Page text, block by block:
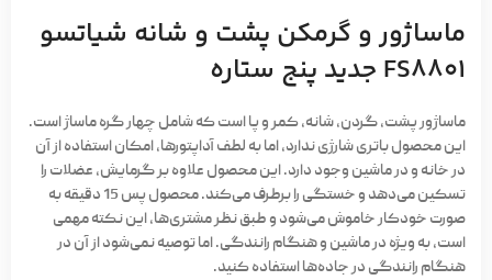
ماساژور و گرمکن پشت و شانه شیاتسو
FS8801 جدید پنج ستاره
ماساژور پشت، گردن، شانه، کمر و پا است که شامل چهار گره ماساژ است.
این محصول باتری شارژی ندارد، اما به لطف آداپتورها، امکان استفاده از آن
در خانه و در ماشین وجود دارد. این محصول علاوه بر گرمایش، عضلات را
تسکین می‌دهد و خستگی را برطرف می‌کند. محصول پس 15 دقیقه به
صورت خودکار خاموش می‌شود و طبق نظر مشتری‌ها، این نکته مهمی
است، به ویژه در ماشین و هنگام رانندگی. اما توصیه نمی‌شود از آن در
هنگام رانندگی در جاده‌ها استفاده کنید.